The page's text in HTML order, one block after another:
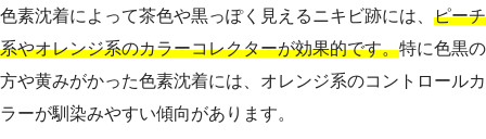
色素沈着によって茶色や黒っぽく見えるニキビ跡には、 ピーチ
系やオレンジ系のカラーコレクターが効果的です。特に色黒の
方や黄みがかった色素沈着には、オレンジ系のコントロールカ
ラーが馴染みやすい傾向があります。